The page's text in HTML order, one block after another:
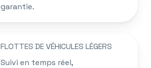
garantie.
FLOTTES DE VÉHICULES LÉGERS
Suivi en temps réel,